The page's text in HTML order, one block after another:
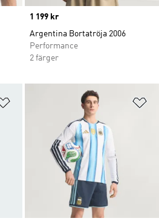
Price
1 199 kr
Argentina Bortatröja 2006
Performance
2 färger
Lägg till på önskelistan